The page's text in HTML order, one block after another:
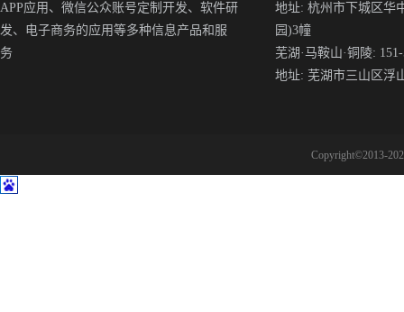
APP应用、微信公众账号定制开发、软件研
发、电子商务的应用等多种信息产品和服
务
地址: 杭州市下城区华
园)3幢
芜湖·马鞍山·铜陵:
地址: 芜湖市三山区浮
Copyright©2013-